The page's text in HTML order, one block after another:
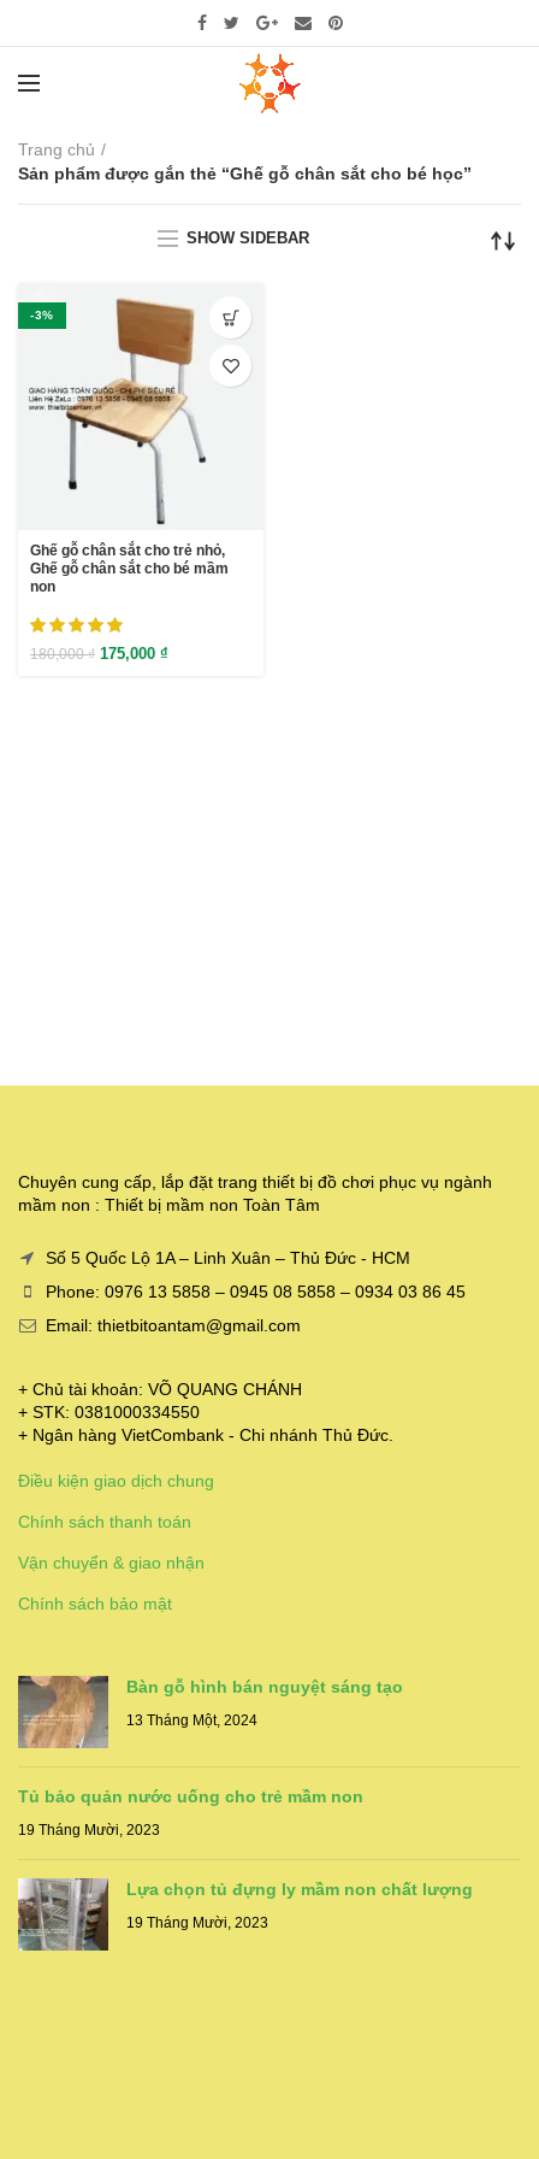
Trang chủ
Sản phẩm được gắn thẻ “Ghế gỗ chân sắt cho bé học”
SHOW SIDEBAR
-3%
Ghế gỗ chân sắt cho trẻ nhỏ,
Ghế gỗ chân sắt cho bé mầm
non
180,000₫ 175,000 ₫
Chuyên cung cấp, lắp đặt trang thiết bị đồ chơi phục vụ ngành
mầm non : Thiết bị mầm non Toàn Tâm
Số 5 Quốc Lộ 1A – Linh Xuân – Thủ Đức - HCM
Phone: 0976 13 5858 – 0945 08 5858 – 0934 03 86 45
Email: thietbitoantam@gmail.com
+ Chủ tài khoản: VÕ QUANG CHÁNH
+ STK: 0381000334550
+ Ngân hàng VietCombank - Chi nhánh Thủ Đức.
Điều kiện giao dịch chung
Chính sách thanh toán
Vận chuyển & giao nhận
Chính sách bảo mật
Bàn gỗ hình bán nguyệt sáng tạo
13 Tháng Một, 2024
Tủ bảo quản nước uống cho trẻ mầm non
19 Tháng Mười, 2023
Lựa chọn tủ đựng ly mầm non chất lượng
19 Tháng Mười, 2023